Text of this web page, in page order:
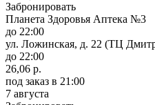
Забронировать
Планета Здоровья Аптека №3
до 22:00
ул. Ложинская, д. 22 (ТЦ
до 22:00
26,06 р.
под заказ в 21:00
7 августа